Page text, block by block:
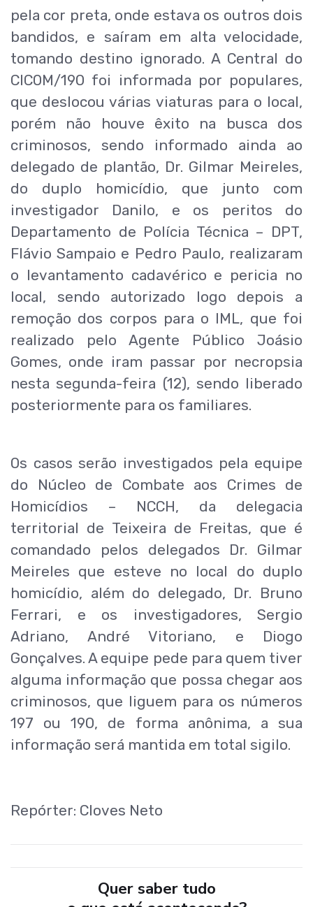
pela cor preta, onde estava os outros dois
bandidos, e saíram em alta velocidade,
tomando destino ignorado. A Central do
CICOM/190 foi informada por populares,
que deslocou várias viaturas para o local,
porém não houve êxito na busca dos
criminosos, sendo informado ainda ao
delegado de plantão, Dr. Gilmar Meireles,
do duplo homicídio, que junto com
investigador Danilo, e os peritos do
Departamento de Polícia Técnica – DPT,
Flávio Sampaio e Pedro Paulo, realizaram
o levantamento cadavérico e pericia no
local, sendo autorizado logo depois a
remoção dos corpos para o IML, que foi
realizado pelo Agente Público Joásio
Gomes, onde iram passar por necropsia
nesta segunda-feira (12), sendo liberado
posteriormente para os familiares.
Os casos serão investigados pela equipe
do Núcleo de Combate aos Crimes de
Homicídios – NCCH, da delegacia
territorial de Teixeira de Freitas, que é
comandado pelos delegados Dr. Gilmar
Meireles que esteve no local do duplo
homicídio, além do delegado, Dr. Bruno
Ferrari, e os investigadores, Sergio
Adriano, André Vitoriano, e Diogo
Gonçalves. A equipe pede para quem tiver
alguma informação que possa chegar aos
criminosos, que liguem para os números
197 ou 190, de forma anônima, a sua
informação será mantida em total sigilo.
Repórter: Cloves Neto
Quer saber tudo